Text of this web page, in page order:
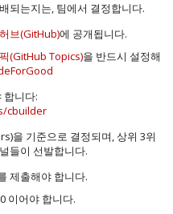
되는지는, 팀에서 결정합니다.
브(GitHub)에 공개됩니다.
(GitHub Topics)을 반드시 설정해
합니다:
cbuilder
을 기준으로 결정되며, 상위 3위
들이 선발합니다.
제출해야 합니다.
이어야 합니다.